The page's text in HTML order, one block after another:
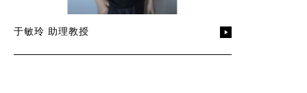
于敏玲 助理教授